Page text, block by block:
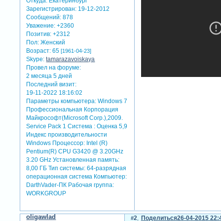
Зарегистрирован: 19-12-2012
Сообщений: 878
Уважение: +2360
Позитив: +2312
Пол: Женский
Возраст: 65[1961-04-23]
Skype: tamarazavoiskaya
Провел на форуме:
2 месяца 5 дней
Последний визит:
19-11-2022 18:16:02
Параметры компьютера: Windows 7
Профессиональная Корпорация
Майкрософт(Microsoft Corp.),2009.
Service Pack 1 Система : Оценка 5,9
Индекс производительности
Windows Процессор: Intel (R)
Pentium(R) CPU G3420 @ 3.20GHz
3.20 GHz Установленная память:
8,00 ГБ Тип системы: 64-разрядная
операционная система Компьютер:
DarthVader-ПК Рабочая группа:
WORKGROUP
Поделиться
2 26-04-2015
oligawlad